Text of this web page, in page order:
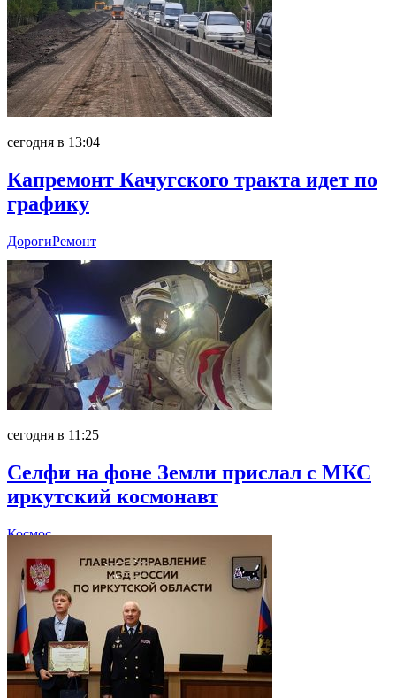
сегодня в 13:04
Капремонт Качугского тракта идет по
графику
ДорогиРемонт
сегодня в 11:25
Селфи на фоне Земли прислал с МКС
иркутский космонавт
Космос